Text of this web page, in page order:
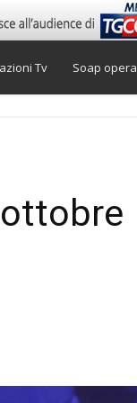
Tv Soap opera